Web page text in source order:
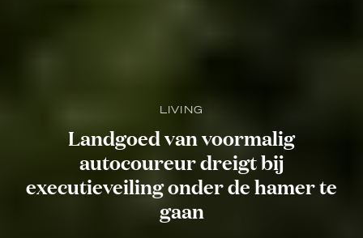
LIVING
Landgoed van voormalig
autocoureur dreigt bij
executieveiling onder de hamer te
gaan